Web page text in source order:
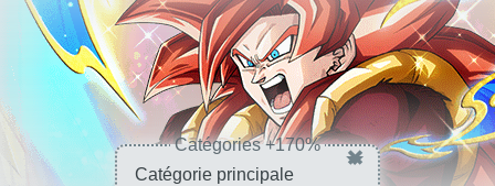
Catégories +170% ×